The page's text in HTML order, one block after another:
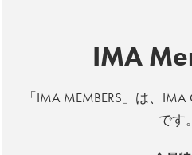
IMA
「IMA MEMBERS」は、
です。